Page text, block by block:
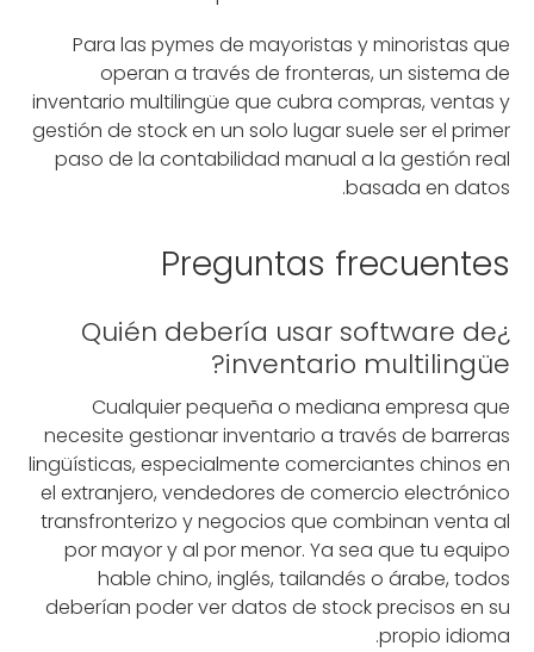
Para las pymes de mayoristas y minoristas que
operan a través de fronteras, un sistema de
inventario multilingüe que cubra compras, ventas y
gestión de stock en un solo lugar suele ser el primer
paso de la contabilidad manual a la gestión real
basada en datos.
Preguntas frecuentes
¿Quién debería usar software de
inventario multilingüe?
Cualquier pequeña o mediana empresa que
necesite gestionar inventario a través de barreras
lingüísticas, especialmente comerciantes chinos en
el extranjero, vendedores de comercio electrónico
transfronterizo y negocios que combinan venta al
por mayor y al por menor. Ya sea que tu equipo
hable chino, inglés, tailandés o árabe, todos
deberían poder ver datos de stock precisos en su
propio idioma.